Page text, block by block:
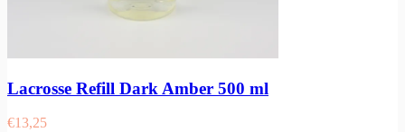
Lacrosse Refill Dark Amber 500 ml
€13,25